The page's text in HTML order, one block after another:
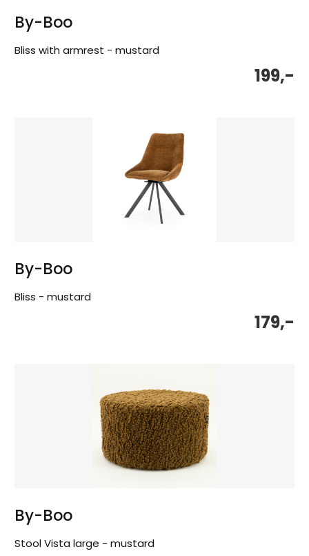
By-Boo
Bliss with armrest - mustard
199,-
By-Boo
Bliss - mustard
179,-
By-Boo
Stool Vista large - mustard